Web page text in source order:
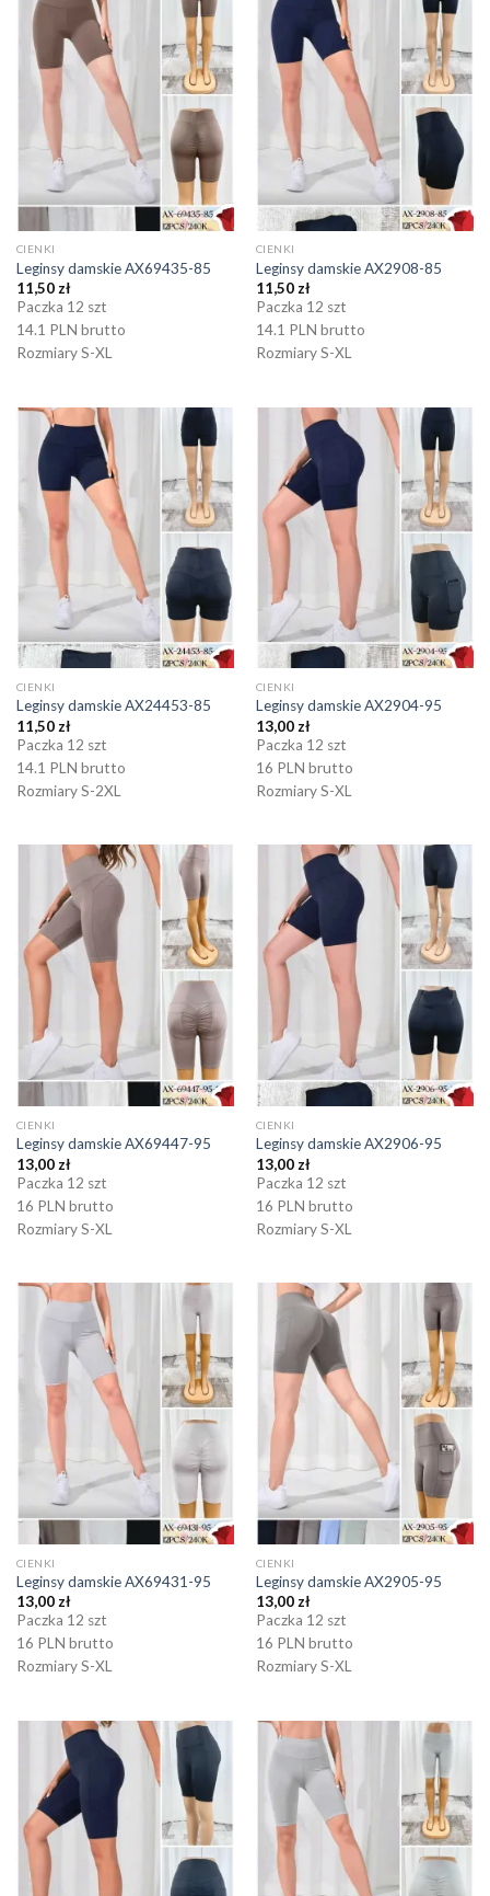
CIENKI
Leginsy damskie AX69435-85
11,50 zł
Paczka 12 szt
14.1 PLN brutto
Rozmiary S-XL
CIENKI
Leginsy damskie AX2908-85
11,50 zł
Paczka 12 szt
14.1 PLN brutto
Rozmiary S-XL
CIENKI
Leginsy damskie AX24453-85
11,50 zł
Paczka 12 szt
14.1 PLN brutto
Rozmiary S-2XL
CIENKI
Leginsy damskie AX2904-95
13,00 zł
Paczka 12 szt
16 PLN brutto
Rozmiary S-XL
CIENKI
Leginsy damskie AX69447-95
13,00 zł
Paczka 12 szt
16 PLN brutto
Rozmiary S-XL
CIENKI
Leginsy damskie AX2906-95
13,00 zł
Paczka 12 szt
16 PLN brutto
Rozmiary S-XL
CIENKI
Leginsy damskie AX69431-95
13,00zł
Paczka 12 szt
16 PLN brutto
Rozmiary S-XL
CIENKI
Leginsy damskie AX2905-95
13,00zł
Paczka 12 szt
16 PLN brutto
Rozmiary S-XL